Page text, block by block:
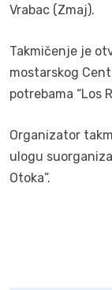
Vrabac (Zmaj).
Takmičenje je
mostarskog
potrebama “Los
Organizator
ulogu
Otoka”.